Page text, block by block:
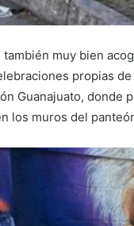
también muy bien
propias
Guanajuato, donde
los muros del